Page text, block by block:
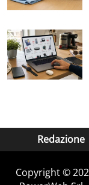
Redazione
Copyright ©